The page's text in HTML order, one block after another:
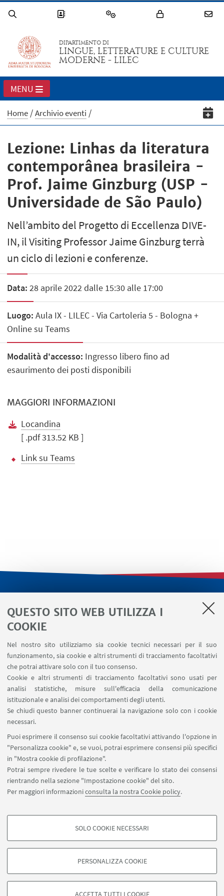
QUESTO SITO WEB UTILIZZA I
COOKIE
Nel nostro sito utilizziamo sia cookie tecnici necessari per il suo
funzionamento, sia cookie e altri strumenti di tracciamento facoltativi
che potrai attivare solo con il tuo consenso.
Cookie e altri strumenti di tracciamento facoltativi sono usati per
analisi statistiche, misure sull'efficacia della comunicazione
istituzionale e analisi dei comportamenti degli utenti.
Se chiudi questo banner continuerai la navigazione solo con i cookie
necessari.
Puoi esprimere il consenso sui cookie facoltativi attivando l'opzione in
"Personalizza cookie" e, se vuoi, potrai esprimere consensi più specifici
in "Mostra cookie di profilazione".
Potrai sempre rivedere le tue scelte e verificare lo stato dei consensi
rientrando nella sezione "Impostazione cookie" del sito.
Per maggiori informazioniconsulta la nostra Cookie policy.
COOKIE DI PROFILAZIONE - FACOLTATIVI
degli utenti, creare profili in base al loro comportamento sul sito, per analisi
di marketing.
SOLO COOKIE NECESSARI
PERSONALIZZA COOKIE
ACCETTA TUTTI I COOKIE
DIPARTIMENTO DI
LINGUE, LETTERATURE E CULTURE
MODERNE - LILEC
MENU
Home Archivio eventi
Lezione: Linhas da literatura
contemporânea brasileira -
Prof. Jaime Ginzburg (USP -
Universidade de São Paulo)
Nell’ambito del Progetto di Eccellenza DIVE-
IN, il Visiting Professor Jaime Ginzburg terrà
un ciclo di lezioni e conferenze.
Data: 28 aprile 2022 dalle 15:30 alle 17:00
Luogo: Aula IX - LILEC - Via Cartoleria 5 - Bologna +
Online su Teams
Modalità d'accesso: Ingresso libero fino ad
esaurimento dei posti disponibili
MAGGIORI INFORMAZIONI
Locandina
[ .pdf 313.52 KB ]
Link su Teams
Segnala un evento
Contatti
SEGUI IL DIPARTIMENTO SU:
SEGUI UNIBO SU:
APP:
©Copyright 2026 - ALMA MATER STUDIORUM - Università di
Bologna - Via Zamboni, 33 - 40126 Bologna - PI: 01131710376 - CF:
80007010376
Privacy
Note legali
Informazioni sul sito e accessibilità